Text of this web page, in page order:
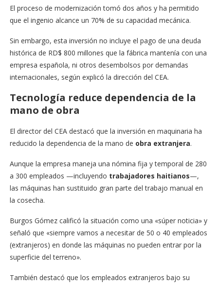
El proceso de modernización tomó dos años y ha permitido
que el ingenio alcance un 70% de su capacidad mecánica.
Sin embargo, esta inversión no incluye el pago de una deuda
histórica de RD$ 800 millones que la fábrica mantenía con una
empresa española, ni otros desembolsos por demandas
internacionales, según explicó la dirección del CEA.
Tecnología reduce dependencia de la
mano de obra
El director del CEA destacó que la inversión en maquinaria ha
reducido la dependencia de la mano de obra extranjera.
Aunque la empresa maneja una nómina fija y temporal de 280
a 300 empleados —incluyendo trabajadores haitianos—,
las máquinas han sustituido gran parte del trabajo manual en
la cosecha.
Burgos Gómez calificó la situación como una «súper noticia» y
señaló que «siempre vamos a necesitar de 50 o 40 empleados
(extranjeros) en donde las máquinas no pueden entrar por la
superficie del terreno».
También destacó que los empleados extranjeros bajo su